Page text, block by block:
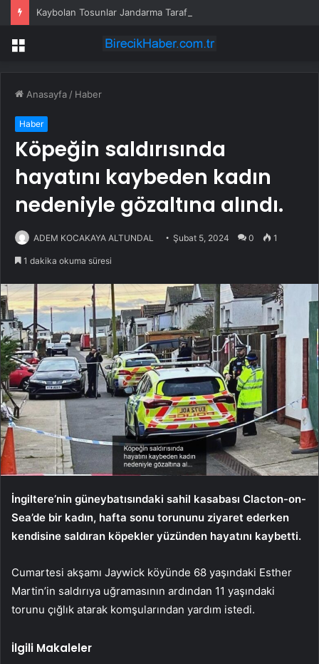
Kaybolan Tosunlar Jandarma Tarafından Bulundu
Menü
Anasayfa / Haber
Haber
Köpeğin saldırısında
hayatını kaybeden kadın
nedeniyle gözaltına alındı.
ADEM KOCAKAYA ALTUNDAL Şubat 5, 2024 0 1
1 dakika okuma süresi
İngiltere’nin güneybatısındaki sahil kasabası Clacton-on-
Sea’de bir kadın, hafta sonu torununu ziyaret ederken
kendisine saldıran köpekler yüzünden hayatını kaybetti.
Cumartesi akşamı Jaywick köyünde 68 yaşındaki Esther
Martin’in saldırıya uğramasının ardından 11 yaşındaki
torunu çığlık atarak komşularından yardım istedi.
İlgili Makaleler